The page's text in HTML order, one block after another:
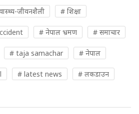
जीवनशैली # शिक्षा
# नेपाल भ्रमण # समाचार
# taja samachar # नेपाल
# latest news # लकडाउन